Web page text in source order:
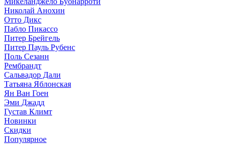
Николай Анохин
Отто Дикс
Пабло Пикассо
Питер Брейгель
Питер Пауль Рубенс
Поль Сезанн
Рембрандт
Сальвадор Дали
Татьяна Яблонская
Ян Ван Гоен
Эми Джадд
Густав Климт
Новинки
Скидки
Популярное